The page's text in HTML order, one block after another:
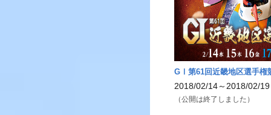
GⅠ第61回近畿地区選手権
2018/02/14～2018/02/19
（公開は終了しました）